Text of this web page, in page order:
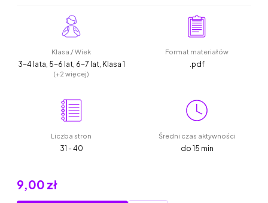
Klasa / Wiek
3-4 lata, 5-6 lat, 6-7 lat, Klasa 1
(+2 więcej)
Format materiałów
.pdf
Liczba stron
31 - 40
Średni czas aktywności
do 15 min
9,00 zł